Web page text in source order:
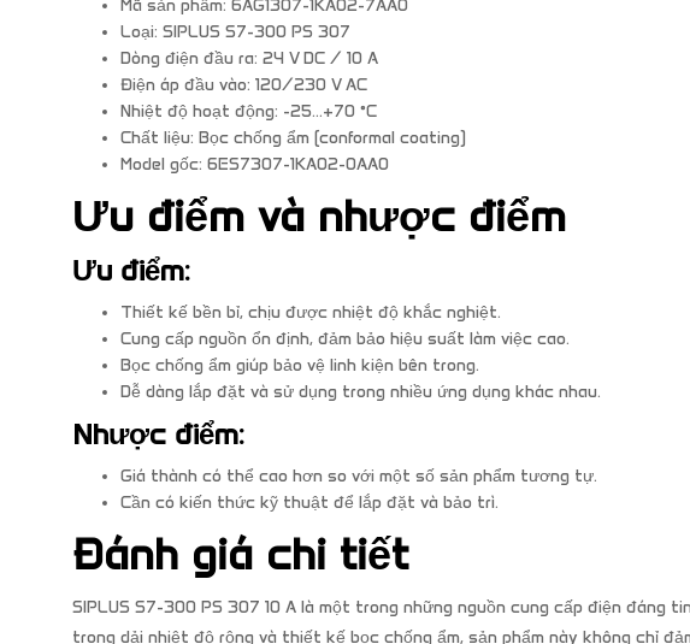
Mã sản phẩm: 6AG1307-1KA02-7AA0
Loại: SIPLUS S7-300 PS 307
Dòng điện đầu ra: 24 V DC / 10 A
Điện áp đầu vào: 120/230 V AC
Nhiệt độ hoạt động: -25…+70 °C
Chất liệu: Bọc chống ẩm (conformal coating)
Model gốc: 6ES7307-1KA02-0AA0
Ưu điểm và nhược điểm
Ưu điểm:
Thiết kế bền bỉ, chịu được nhiệt độ khắc nghiệt.
Cung cấp nguồn ổn định, đảm bảo hiệu suất làm việc cao.
Bọc chống ẩm giúp bảo vệ linh kiện bên trong.
Dễ dàng lắp đặt và sử dụng trong nhiều ứng dụng khác nhau.
Nhược điểm:
Giá thành có thể cao hơn so với một số sản phẩm tương tự.
Cần có kiến thức kỹ thuật để lắp đặt và bảo trì.
Đánh giá chi tiết
SIPLUS S7-300 PS 307 10 A là một trong những nguồn cung cấp điện
trong dải nhiệt độ rộng và thiết kế bọc chống ẩm, sản phẩm này không chỉ